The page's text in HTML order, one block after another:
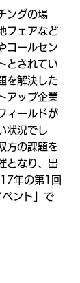
ングの場
フェアなど
コールセン
とされてい
を解決した
アップ企業
ィールドが
状況でし
方の課題を
となり、出
年の第1回
ベント」で